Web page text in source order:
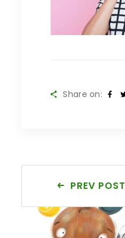
Share on:
PREV POST